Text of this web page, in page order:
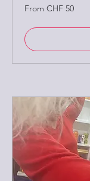
From
50
From CHF 50